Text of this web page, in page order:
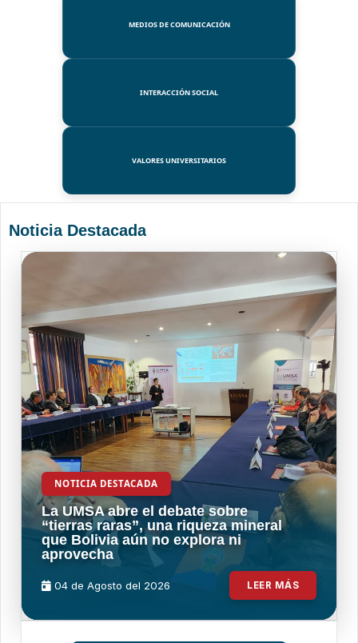
MEDIOS DE COMUNICACIÓN
INTERACCIÓN SOCIAL
VALORES UNIVERSITARIOS
Noticia Destacada
NOTICIA DESTACADA
La UMSA abre el debate sobre
“tierras raras”, una riqueza mineral
que Bolivia aún no explora ni
aprovecha
04 de Agosto del 2026 LEER MÁS